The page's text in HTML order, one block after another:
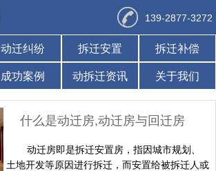
139-2877-3272
动迁纠纷 拆迁安置 拆迁补偿
成功案例 动拆迁资讯 关于我们
动迁房即是拆迁安置房，指因城市规划、
土地开发等原因进行拆迁，而安置给被拆迁人或